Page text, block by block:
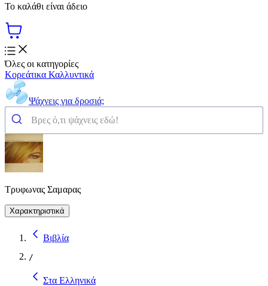
Το καλάθι είναι άδειο
Όλες οι κατηγορίες
Κορεάτικα Καλλυντικά
Ψάχνεις για δροσιά;
Τρυφωνας Σαμαρας
Χαρακτηριστικά
Βιβλία
/
Στα Ελληνικά